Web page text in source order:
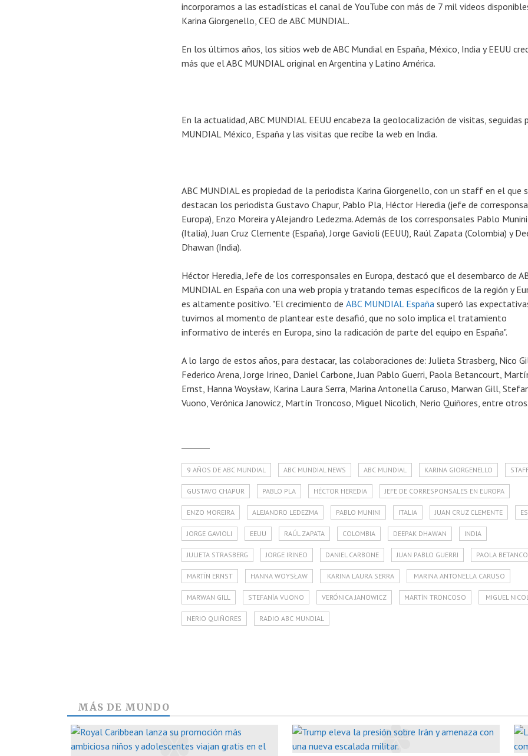
incorporamos a las estadísticas el canal de YouTube con más de 7 mil videos
Karina Giorgenello, CEO de ABC MUNDIAL.
En los últimos años, los sitios web de ABC Mundial en España, México, India y EEUU
más que el ABC MUNDIAL original en Argentina y Latino América.
En la actualidad, ABC MUNDIAL EEUU encabeza la geolocalización de visitas, seguidas
MUNDIAL México, España y las visitas que recibe la web en India.
ABC MUNDIAL es propiedad de la periodista Karina Giorgenello, con un staff en el que
destacan los periodista Gustavo Chapur, Pablo Pla, Héctor Heredia (jefe de
Europa), Enzo Moreira y Alejandro Ledezma. Además de los corresponsales Pablo Munini
(Italia), Juan Cruz Clemente (España), Jorge Gavioli (EEUU), Raúl Zapata (Colombia) y
Dhawan (India).
Héctor Heredia, Jefe de los corresponsales en Europa, destacó que el desembarco de
MUNDIAL en España con una web propia y tratando temas específicos de la región y
es altamente positivo. "El crecimiento de ABC MUNDIAL España superó las
tuvimos al momento de plantear este desafió, que no solo implica el tratamiento
informativo de interés en Europa, sino la radicación de parte del equipo en España".
A lo largo de estos años, para destacar, las colaboraciones de: Julieta Strasberg, Nico
Federico Arena, Jorge Irineo, Daniel Carbone, Juan Pablo Guerri, Paola Betancourt,
Ernst, Hanna Woysław, Karina Laura Serra, Marina Antonella Caruso, Marwan Gill,
Vuono, Verónica Janowicz, Martín Troncoso, Miguel Nicolich, Nerio Quiñores, entre otros.
9 AÑOS DE ABC MUNDIAL ABC MUNDIAL NEWS ABC MUNDIAL KARINA GIORGENELLO
GUSTAVO CHAPUR PABLO PLA HÉCTOR HEREDIA JEFE DE CORRESPONSALES EN EUROPA
ENZO MOREIRA ALEJANDRO LEDEZMA PABLO MUNINI ITALIA JUAN CRUZ CLEMENTE
JORGE GAVIOLI EEUU RAÚL ZAPATA COLOMBIA DEEPAK DHAWAN INDIA
JULIETA STRASBERG JORGE IRINEO DANIEL CARBONE JUAN PABLO GUERRI PAOLA
MARTÍN ERNST HANNA WOYSŁAW KARINA LAURA SERRA MARINA ANTONELLA CARUSO
MARWAN GILL STEFANÍA VUONO VERÓNICA JANOWICZ MARTÍN TRONCOSO MIGUEL
NERIO QUIÑORES RADIO ABC MUNDIAL
MÁS DE MUNDO